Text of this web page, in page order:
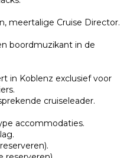
meertalige Cruise Director.
boordmuzikant in de
in Koblenz exclusief voor
cruiseleader.
accommodaties.